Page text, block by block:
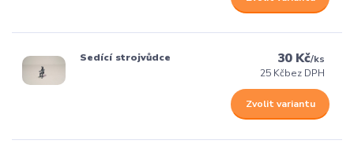
Sedící strojvůdce 30 Kč/ks
25 Kčbez DPH
Zvolit variantu